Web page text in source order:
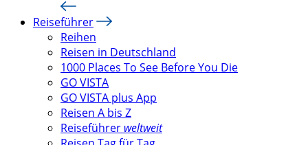
Reiseführer
Reihen
Reisen in Deutschland
1000 Places To See Before You Die
GO VISTA
GO VISTA plus App
Reisen A bis Z
Reiseführer weltweit